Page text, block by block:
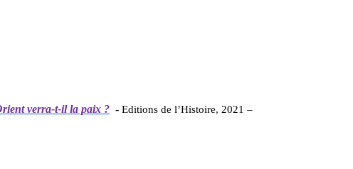
verra-t-il la paix ? - Editions de l’Histoire, 2021 –